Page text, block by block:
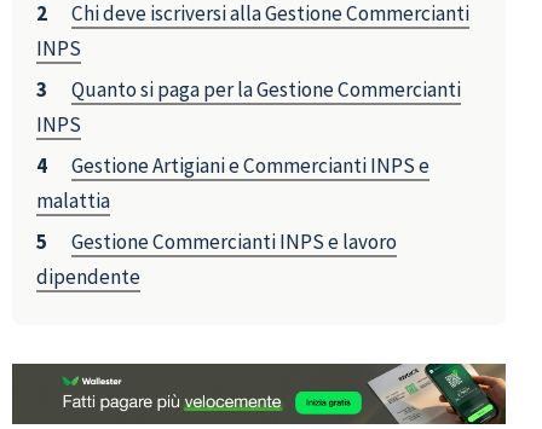
Chi deve iscriversi alla Gestione Commercianti
INPS
Quanto si paga per la Gestione Commercianti
INPS
Gestione Artigiani e Commercianti INPS e
malattia
Gestione Commercianti INPS e lavoro
dipendente